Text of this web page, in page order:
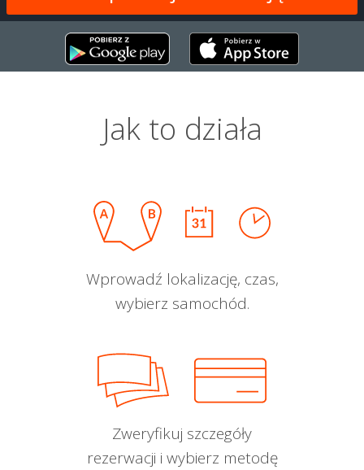
Jak to działa
Wprowadź lokalizację, czas,
wybierz samochód.
Zweryfikuj szczegóły
rezerwacji i wybierz metodę